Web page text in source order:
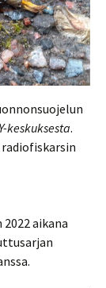
keskuksesta.
radiofiskarsin
aikana